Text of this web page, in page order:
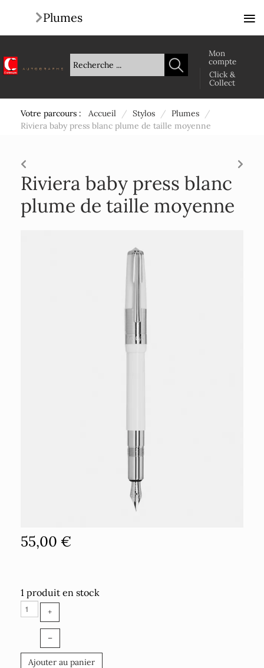
Mon
compte
Click &
Collect
Votre parcours : Accueil / Stylos / Plumes
/
Riviera baby press blanc plume de taille moyenne
Riviera baby press blanc
plume de taille moyenne
55,00 €
1 produit en stock
+
–
Ajouter au panier
Plumes ≡